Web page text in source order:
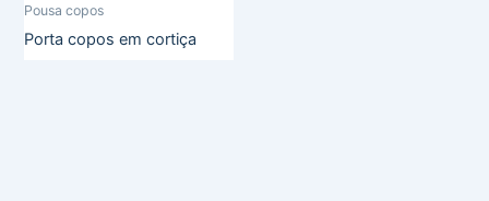
Pousa copos
Porta copos em cortiça